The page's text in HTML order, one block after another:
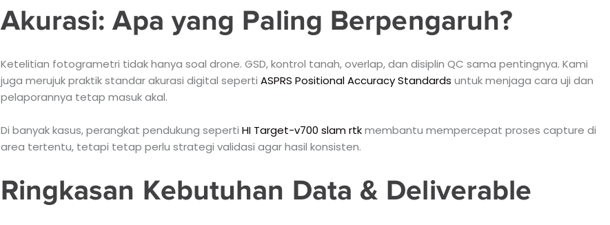
Akurasi: Apa yang Paling Berpengaruh?
Ketelitian fotogrametri tidak hanya soal drone. GSD, kontrol tanah, overlap, dan disiplin QC sama pentingnya. Kami
juga merujuk praktik standar akurasi digital seperti ASPRS Positional Accuracy Standards untuk menjaga cara uji dan
pelaporannya tetap masuk akal.
Di banyak kasus, perangkat pendukung seperti HI Target-v700 slam rtkmembantu mempercepat proses capture di
area tertentu, tetapi tetap perlu strategi validasi agar hasil konsisten.
Ringkasan Kebutuhan Data & Deliverable